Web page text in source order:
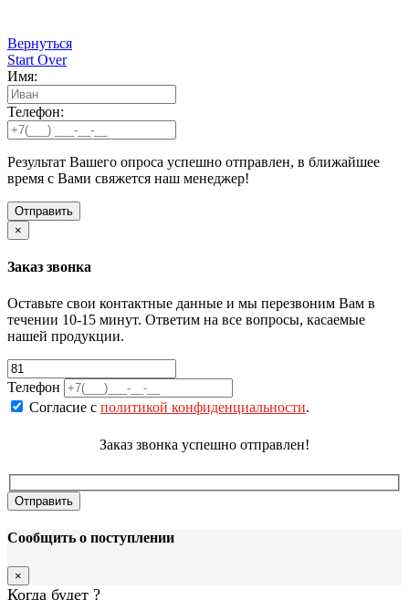
Вернуться
Start Over
Имя:
Телефон:
Результат Вашего опроса успешно отправлен, в ближайшее
время с Вами свяжется наш менеджер!
×
Заказ звонка
Оставьте свои контактные данные и мы перезвоним Вам в
течении 10-15 минут. Ответим на все вопросы, касаемые
нашей продукции.
Телефон
Согласие с политикой конфиденциальности.
Заказ звонка успешно отправлен!
Сообщить о поступлении
×
Когда будет ?